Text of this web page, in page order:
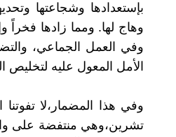
بإستعدادها وشجاعتها
وهاج لها. ومما زادها فخراً
وفي العمل الجماعي،
الأمل المعول عليه
وفي هذا المضمار،لا تفوتنا
تشرين،وهي منتفضة على